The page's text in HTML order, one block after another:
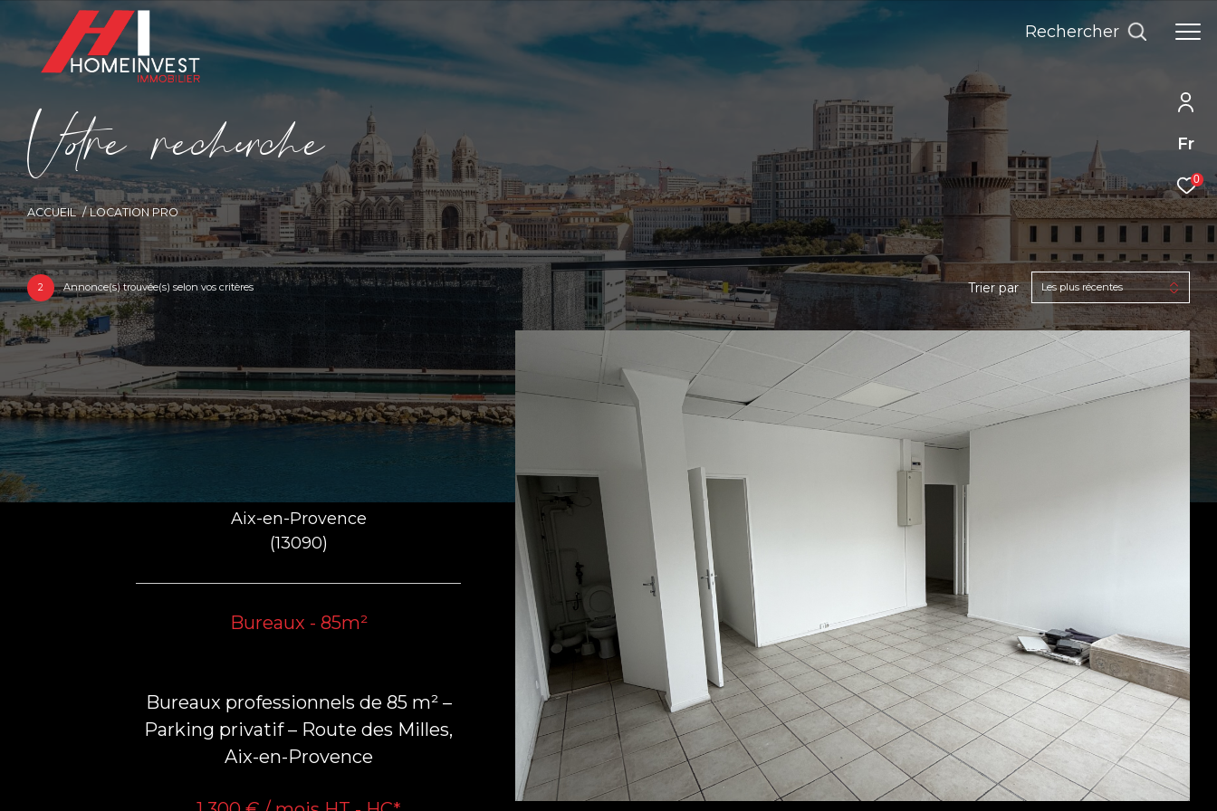
Fr
0
Rechercher
Vore recece
ACCUEIL LOCATION PRO
2 Annonce(s) trouvée(s) selon vos critères Trier par Les plus récentes
Aix-en-Provence
(13090)
Bureaux - 85m²
Bureaux professionnels de 85 m² –
Parking privatif – Route des Milles,
Aix-en-Provence